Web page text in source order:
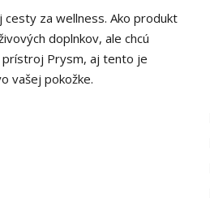
za wellness. Ako produkt
doplnkov, ale chcú
prístroj Prysm, aj tento je
vašej pokožke.